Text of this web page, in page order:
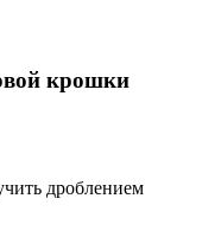
крошки
дроблением